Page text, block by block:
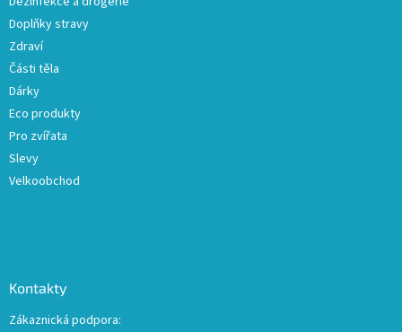
Doplňky stravy
Zdraví
Části těla
Dárky
Eco produkty
Pro zvířata
Slevy
Velkoobchod
Kontakty
Zákaznická podpora: